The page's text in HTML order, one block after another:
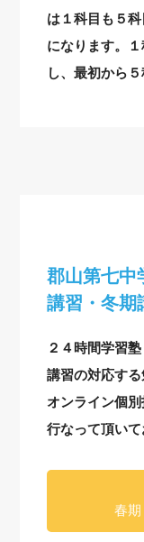
は１科目も５科
になります。
し、最初から
郡山第七中
講習・冬期
２４時間学習
講習の対応す
オンライン個
行なって頂いて
春